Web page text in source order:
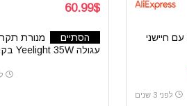
מנורת לילה Yeelight עם חיישני
לפני 3 שנים
60.99$
הסתיים
מנורת